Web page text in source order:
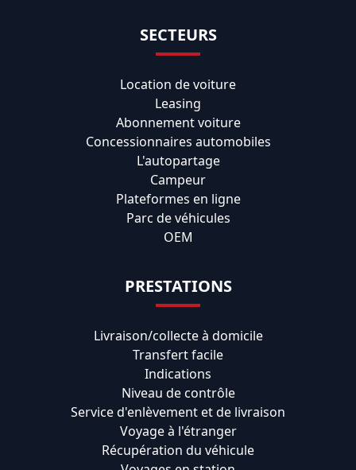
SECTEURS
Location de voiture
Leasing
Abonnement voiture
Concessionnaires automobiles
L'autopartage
Campeur
Plateformes en ligne
Parc de véhicules
OEM
PRESTATIONS
Livraison/collecte à domicile
Transfert facile
Indications
Niveau de contrôle
Service d'enlèvement et de livraison
Voyage à l'étranger
Récupération du véhicule